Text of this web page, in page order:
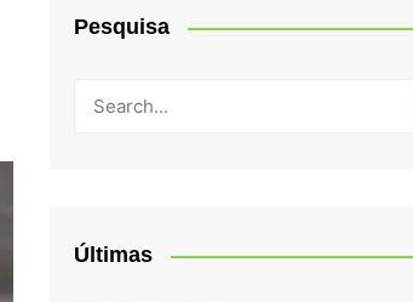
Pesquisa
Últimas